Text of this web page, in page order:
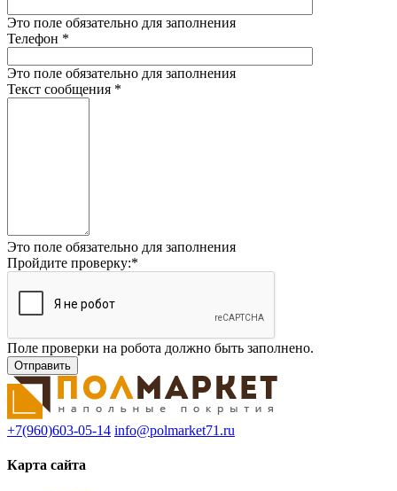
Это поле обязательно для заполнения
Телефон *
Это поле обязательно для заполнения
Текст сообщения *
Это поле обязательно для заполнения
Пройдите проверку:*
Поле проверки на робота должно быть заполнено.
+7(960)603-05-14 info@polmarket71.ru
Карта сайта